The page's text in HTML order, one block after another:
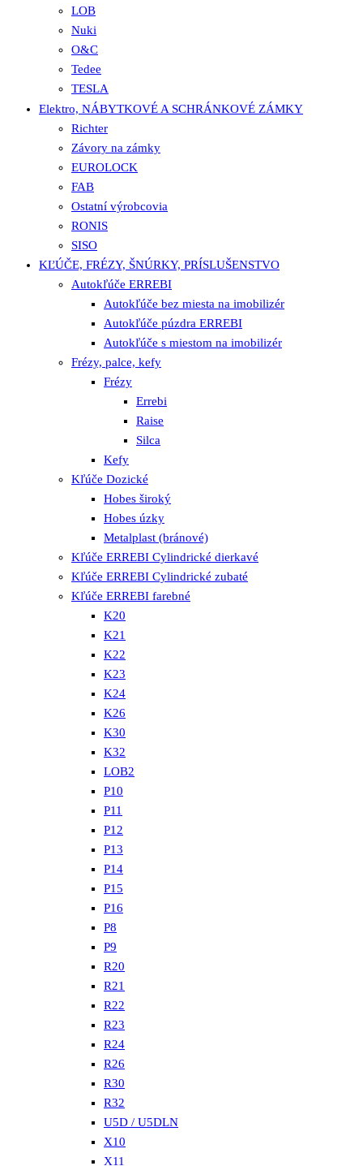
LOB
Nuki
O&C
Tedee
TESLA
Elektro, NÁBYTKOVÉ A SCHRÁNKOVÉ ZÁMKY
Richter
Závory na zámky
EUROLOCK
FAB
Ostatní výrobcovia
RONIS
SISO
KĽÚČE, FRÉZY, ŠNÚRKY, PRÍSLUŠENSTVO
Autokľúče ERREBI
Autokľúče bez miesta na imobilizér
Autokľúče púzdra ERREBI
Autokľúče s miestom na imobilizér
Frézy, palce, kefy
Frézy
Errebi
Raise
Silca
Kefy
Kľúče Dozické
Hobes široký
Hobes úzky
Metalplast (bránové)
Kľúče ERREBI Cylindrické dierkavé
Kľúče ERREBI Cylindrické zubaté
Kľúče ERREBI farebné
K20
K21
K22
K23
K24
K26
K30
K32
LOB2
P10
P11
P12
P13
P14
P15
P16
P8
P9
R20
R21
R22
R23
R24
R26
R30
R32
U5D / U5DLN
X10
X11